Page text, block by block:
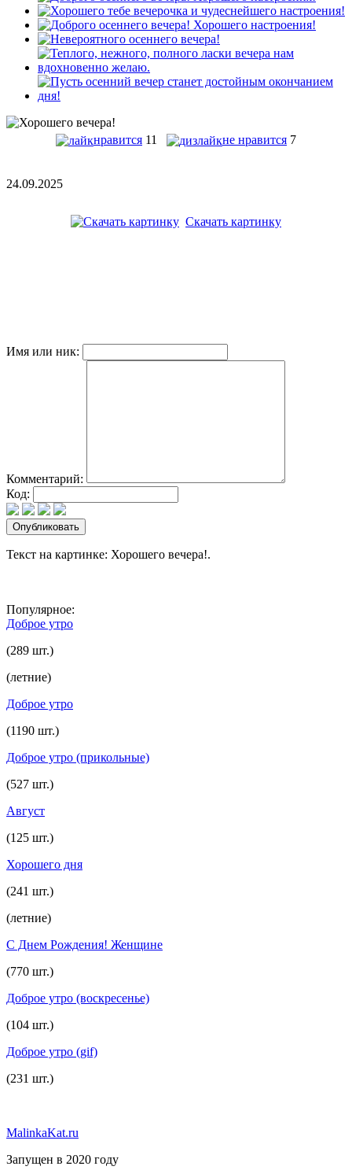
нравится 11 не нравится 7
24.09.2025
Скачать картинку
Имя или ник:
Комментарий:
Код:
Текст на картинке: Хорошего вечера!.
Популярное:
Доброе утро
(289 шт.)
(летние)
Доброе утро
(1190 шт.)
Доброе утро (прикольные)
(527 шт.)
Август
(125 шт.)
Хорошего дня
(241 шт.)
(летние)
С Днем Рождения! Женщине
(770 шт.)
Доброе утро (воскресенье)
(104 шт.)
Доброе утро (gif)
(231 шт.)
MalinkaKat.ru
Запущен в 2020 году